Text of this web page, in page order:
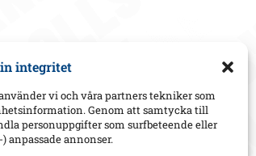
integritet
vi och våra partners tekniker som
Genom att samtycka till
personuppgifter som surfbeteende eller
anpassade annonser.